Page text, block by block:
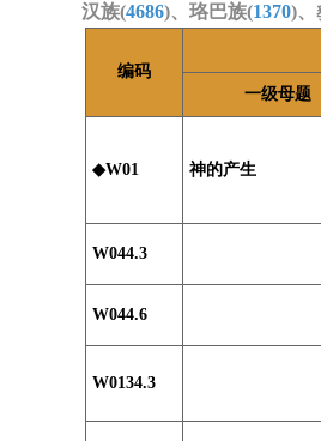
汉族(4686)、珞巴族(1370)、
编码
一级母题
◆W01 神的产生
W044.3
W044.6
W0134.3